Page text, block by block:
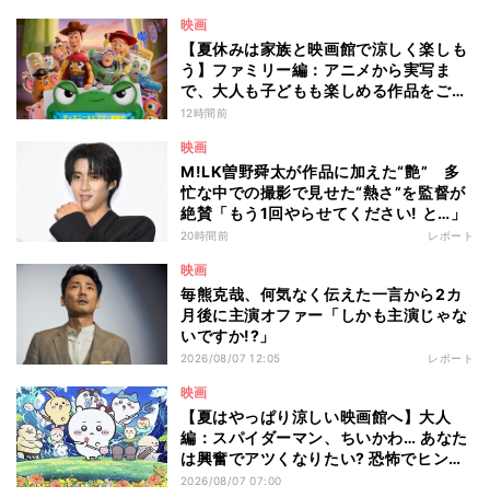
映画
【夏休みは家族と映画館で涼しく楽しも
う】ファミリー編：アニメから実写ま
で、大人も子どもも楽しめる作品をご紹
介 - 編集部が注目する最新映画5選
12時間前
映画
M!LK曽野舜太が作品に加えた“艶” 多
忙な中での撮影で見せた“熱さ”を監督が
絶賛「もう1回やらせてください! と…」
20時間前 レポート
映画
毎熊克哉、何気なく伝えた一言から2カ
月後に主演オファー「しかも主演じゃな
いですか!?」
2026/08/07 12:05 レポート
映画
【夏はやっぱり涼しい映画館へ】大人
編：スパイダーマン、ちいかわ… あなた
は興奮でアツくなりたい? 恐怖でヒンヤ
リしたい? - 編集部が注目する最新映画5
2026/08/07 07:00